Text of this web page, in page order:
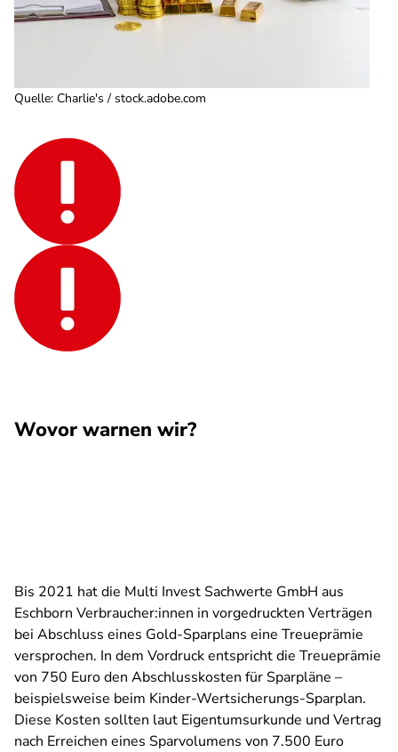
Quelle: Charlie's / stock.adobe.com
Wovor warnen wir?
Bis 2021 hat die Multi Invest Sachwerte GmbH aus
Eschborn Verbraucher:innen in vorgedruckten Verträgen
bei Abschluss eines Gold-Sparplans eine Treueprämie
versprochen. In dem Vordruck entspricht die Treueprämie
von 750 Euro den Abschlusskosten für Sparpläne –
beispielsweise beim Kinder-Wertsicherungs-Sparplan.
Diese Kosten sollten laut Eigentumsurkunde und Vertrag
nach Erreichen eines Sparvolumens von 7.500 Euro